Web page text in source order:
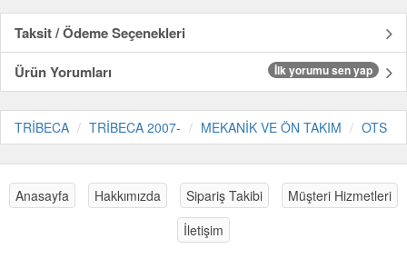
Taksit / Ödeme Seçenekleri
Ürün Yorumları
İlk yorumu sen yap
TRİBECA TRİBECA 2007- MEKANİK VE ÖN TAKIM OTS
Anasayfa Hakkımızda Sipariş Takibi
Müşteri Hizmetleri
İletişim